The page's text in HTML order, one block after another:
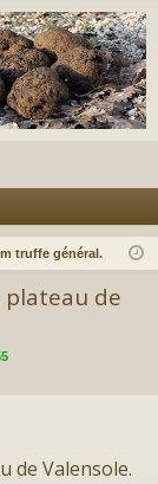
truffe général.
de
de Valensole.